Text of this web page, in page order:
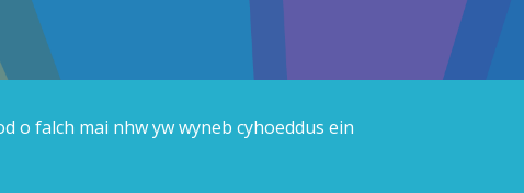
o falch mai nhw yw wyneb cyhoeddus ein